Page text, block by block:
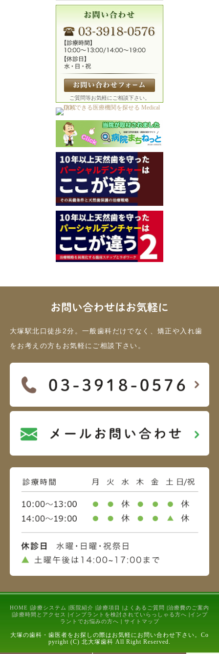
ご質問等お気軽にご相談下さい。
お問い合わせはお気軽に
大塚駅北口徒歩2分。一般歯科だけでなく、矯正や入れ歯
をお考えの方もお気軽にご相談下さい。
HOME |診療システム |医院紹介 |診療項目 | よくあるご質問 |治療費のご案内
|診療時間とアクセス |インプラントを検討されていらっしゃる方へ |インプ
ラントでお悩みの方へ | サイトマップ
大塚の歯科・歯医者をお探しの際はお気軽にお問い合わせ下さい。Co
pyright (C) 北大塚歯科 All Right Reserved.